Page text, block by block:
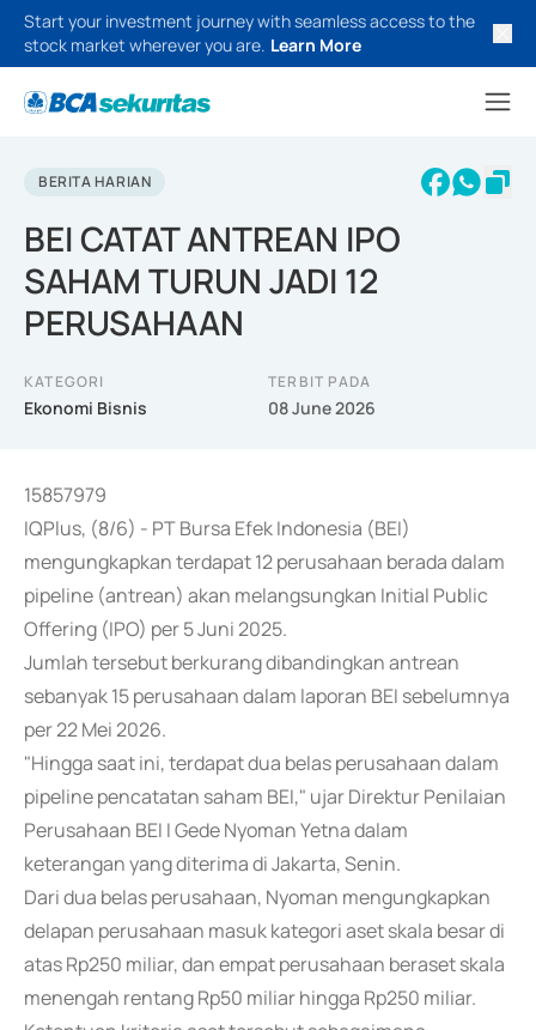
Start your investment journey with seamless access to the
stock market wherever you are. Learn More
BERITA HARIAN
BEI CATAT ANTREAN IPO
SAHAM TURUN JADI 12
PERUSAHAAN
KATEGORI
Ekonomi Bisnis
TERBIT PADA
08 June 2026
15857979
IQPlus, (8/6) - PT Bursa Efek Indonesia (BEI)
mengungkapkan terdapat 12 perusahaan berada dalam
pipeline (antrean) akan melangsungkan Initial Public
Offering (IPO) per 5 Juni 2025.
Jumlah tersebut berkurang dibandingkan antrean
sebanyak 15 perusahaan dalam laporan BEI sebelumnya
per 22 Mei 2026.
"Hingga saat ini, terdapat dua belas perusahaan dalam
pipeline pencatatan saham BEI," ujar Direktur Penilaian
Perusahaan BEI I Gede Nyoman Yetna dalam
keterangan yang diterima di Jakarta, Senin.
Dari dua belas perusahaan, Nyoman mengungkapkan
delapan perusahaan masuk kategori aset skala besar di
atas Rp250 miliar, dan empat perusahaan beraset skala
menengah rentang Rp50 miliar hingga Rp250 miliar.